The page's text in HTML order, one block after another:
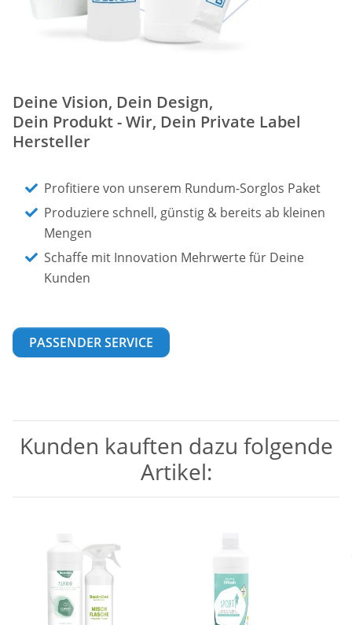
Deine Vision, Dein Design,
Dein Produkt - Wir, Dein Private Label
Hersteller
Profitiere von unserem Rundum-Sorglos Paket
Produziere schnell, günstig & bereits ab kleinen
Mengen
Schaffe mit Innovation Mehrwerte für Deine
Kunden
PASSENDER SERVICE
Kunden kauften dazu folgende
Artikel: